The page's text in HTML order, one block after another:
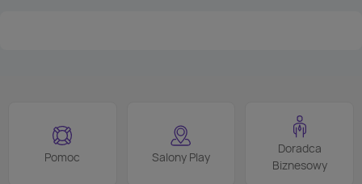
Pomoc Salony Play
Doradca
Biznesowy